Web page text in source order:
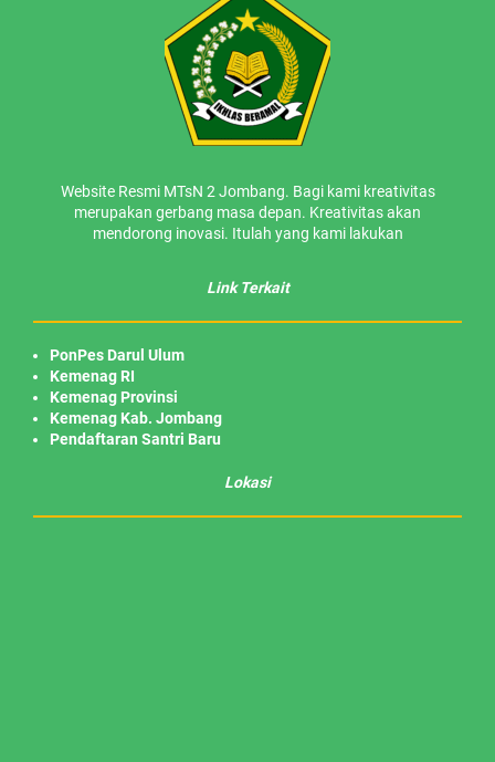
Website Resmi MTsN 2 Jombang. Bagi kami kreativitas
merupakan gerbang masa depan. Kreativitas akan
mendorong inovasi. Itulah yang kami lakukan
Link Terkait
PonPes Darul Ulum
Kemenag RI
Kemenag Provinsi
Kemenag Kab. Jombang
Pendaftaran Santri Baru
Lokasi